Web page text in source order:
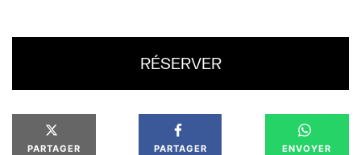
RÉSERVER
PARTAGER PARTAGER ENVOYER